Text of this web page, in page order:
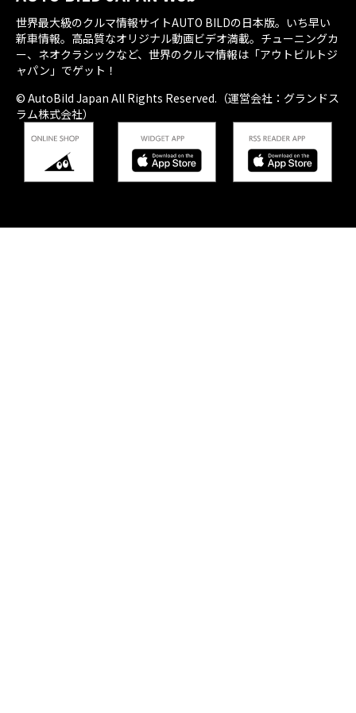
世界最大級のクルマ情報サイトAUTO BILDの日本版。いち早い
新車情報。高品質なオリジナル動画ビデオ満載。チューニングカ
ー、ネオクラシックなど、世界のクルマ情報は「アウトビルトジ
ャパン」でゲット！
© AutoBild Japan All Rights Reserved.（運営会社：グランドス
ラム株式会社）